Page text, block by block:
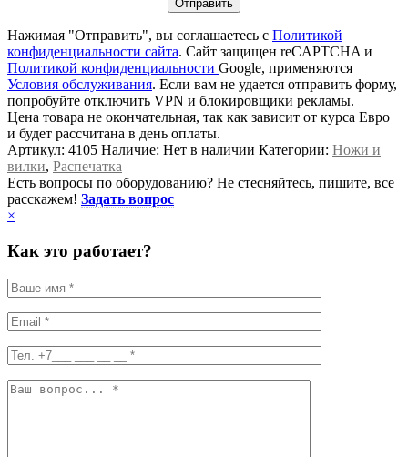
Нажимая "Отправить", вы соглашаетесь с Политикой
конфиденциальности сайта. Сайт защищен reCAPTCHA и
Политикой конфиденциальности Google, применяются
Условия обслуживания. Если вам не удается отправить форму,
попробуйте отключить VPN и блокировщики рекламы.
Цена товара не окончательная, так как зависит от курса Евро
и будет рассчитана в день оплаты.
Артикул: 4105 Наличие: Нет в наличии Категории: Ножи и
вилки, Распечатка
Есть вопросы по оборудованию? Не стесняйтесь, пишите, все
расскажем! Задать вопрос
×
Как это работает?